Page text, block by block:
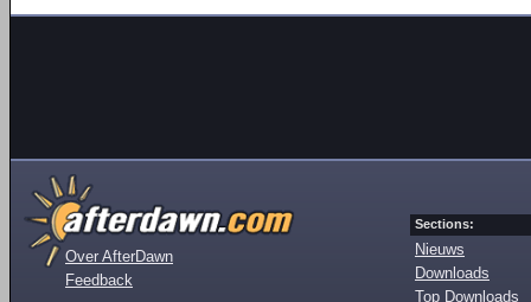
Over AfterDawn
Feedback
Sections:
Nieuws
Downloads
Top Downloads